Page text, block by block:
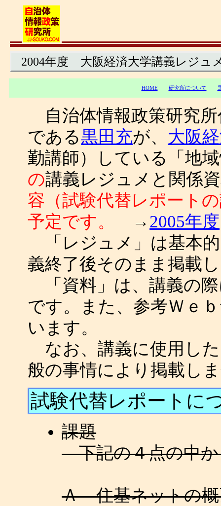
2004年度 大阪経済大学講義レジュ
HOME 研究所について
自治体情報政策研究
である黒田充が、 大阪
勤講師）している「地
の講義レジュメと関係
容（試験代替レポート
予定です。
→ 2005年度
「レジュメ」は基本
義終了後そのまま掲載
「資料」は、講義の
です。また、参考Ｗｅ
います。
なお、講義に使用した
般の事情により掲載し
試験代替レポート
課題
下記の４点の中か
Ａ 住基ネットの概